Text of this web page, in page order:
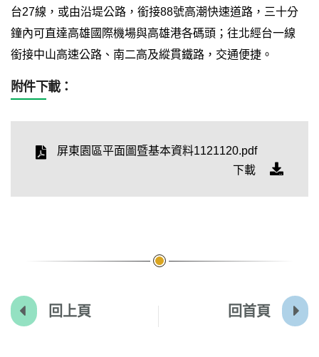
台27線，或由沿堤公路，銜接88號高潮快速道路，三十分
鐘內可直達高雄國際機場與高雄港各碼頭；往北經台一線
銜接中山高速公路、南二高及縱貫鐵路，交通便捷。
附件下載：
屏東園區平面圖暨基本資料1121120.pdf
下載
回上頁 回首頁